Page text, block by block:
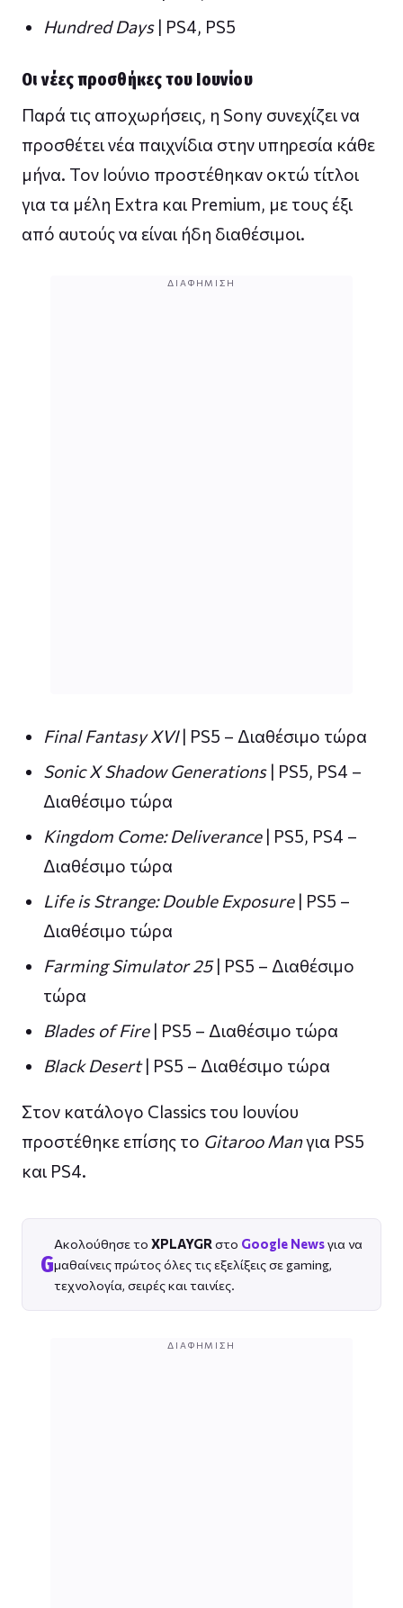
Hundred Days| PS4, PS5
Οι νέες προσθήκες του Ιουνίου
Παρά τις αποχωρήσεις, η Sony συνεχίζει να
προσθέτει νέα παιχνίδια στην υπηρεσία κάθε
μήνα. Τον Ιούνιο προστέθηκαν οκτώ τίτλοι
για τα μέλη Extra και Premium, με τους έξι
από αυτούς να είναι ήδη διαθέσιμοι.
ΔΙΑΦΉΜΙΣΗ
Final Fantasy XVI| PS5 – Διαθέσιμο τώρα
Sonic X Shadow Generations| PS5, PS4 –
Διαθέσιμο τώρα
Kingdom Come: Deliverance| PS5, PS4 –
Διαθέσιμο τώρα
Life is Strange: Double Exposure| PS5 –
Διαθέσιμο τώρα
Farming Simulator 25| PS5 – Διαθέσιμο
τώρα
Blades of Fire| PS5 – Διαθέσιμο τώρα
Black Desert| PS5 – Διαθέσιμο τώρα
Στον κατάλογο Classics του Ιουνίου
προστέθηκε επίσης το Gitaroo Manγια PS5
και PS4.
G
Ακολούθησε το XPLAYGR στο Google Newsγια να
μαθαίνεις πρώτος όλες τις εξελίξεις σε gaming,
τεχνολογία, σειρές και ταινίες.
ΔΙΑΦΉΜΙΣΗ